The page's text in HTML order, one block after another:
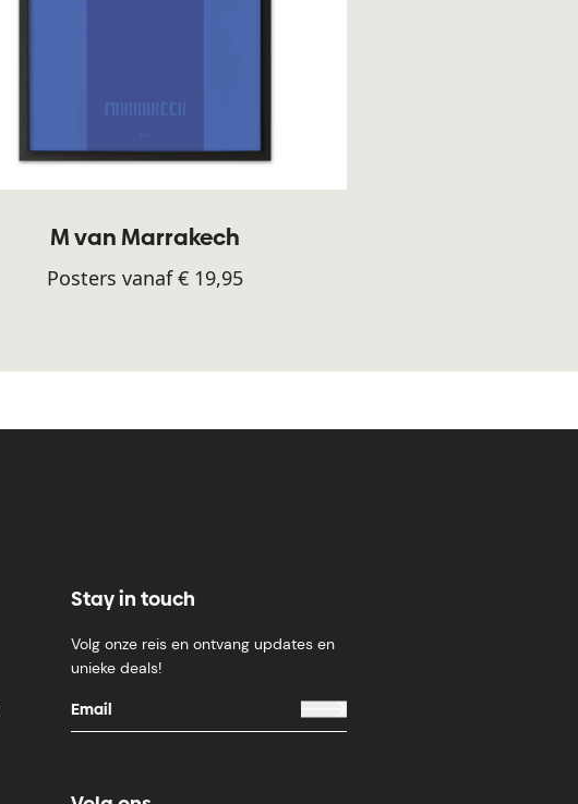
M van Marrakech
Posters vanaf € 19,95
Stay in touch
Volg onze reis en ontvang updates en
unieke deals!